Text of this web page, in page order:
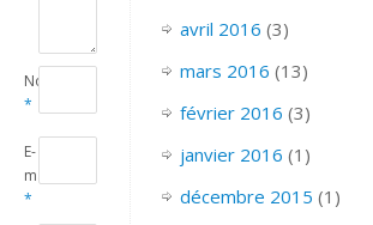
Nom
*
E-
mail
*
avril 2016 (3)
mars 2016 (13)
février 2016 (3)
janvier 2016 (1)
décembre 2015 (1)